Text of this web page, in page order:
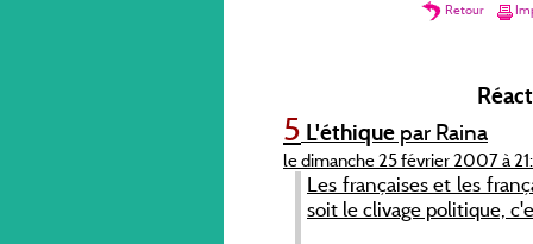
Retour
5 L'éthique par Raina
le dimanche 25 février 2007 à
Les françaises et les
soit le clivage politique,